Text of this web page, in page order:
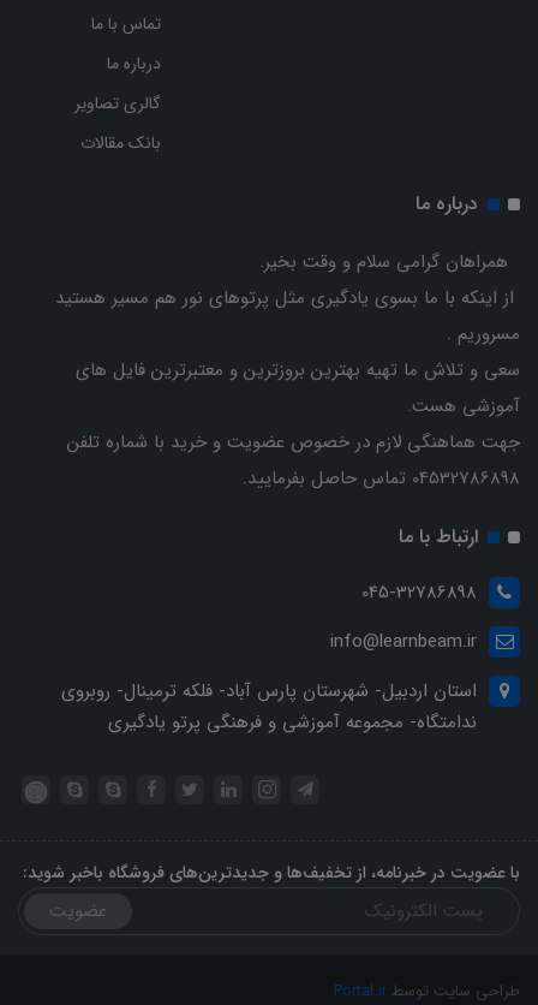
تماس با ما
درباره ما
گالری تصاویر
بانک مقالات
درباره ما
همراهان گرامی سلام و وقت بخیر.
از اینکه با ما بسوی یادگیری مثل پرتوهای نور هم مسیر هستید
مسروریم .
سعی و تلاش ما تهیه بهترین بروزترین و معتبرترین فایل های
آموزشی هست.
جهت هماهنگی لازم در خصوص عضویت و خرید با شماره تلفن
04532786898 تماس حاصل بفرمایید.
ارتباط با ما
045-32786898
info@learnbeam.ir
استان اردبیل- شهرستان پارس آباد- فلکه ترمینال- روبروی
ندامتگاه- مجموعه آموزشی و فرهنگی پرتو یادگیری
با عضویت در خبرنامه، از تخفیف‌ها و جدیدترین‌های فروشگاه باخبر شوید:
عضویت
طراحی سایت توسط Portal.ir